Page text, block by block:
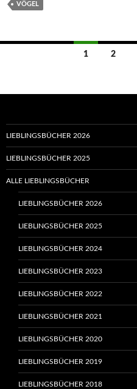
VÖGEL
Beitragsnavigation
1 2
LIEBLINGSBÜCHER 2026
LIEBLINGSBÜCHER 2025
ALLE LIEBLINGSBÜCHER
LIEBLINGSBÜCHER 2026
LIEBLINGSBÜCHER 2025
LIEBLINGSBÜCHER 2024
LIEBLINGSBÜCHER 2023
LIEBLINGSBÜCHER 2022
LIEBLINGSBÜCHER 2021
LIEBLINGSBÜCHER 2020
LIEBLINGSBÜCHER 2019
LIEBLINGSBÜCHER 2018